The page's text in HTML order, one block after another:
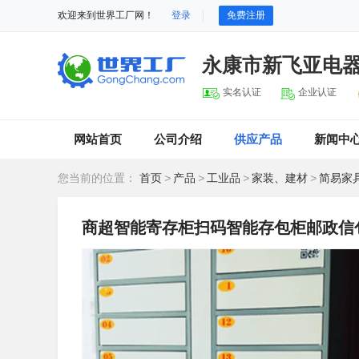
欢迎来到世界工厂网！ 登录 免费注册
永康市新飞亚电
实名认证 企业认证
网站首页 公司介绍 供应产品 新闻中
您当前的位置： 首页 > 产品 > 工业品 >家装、建材 >简易家
商超智能寄存柜扫码智能存包柜邮政信